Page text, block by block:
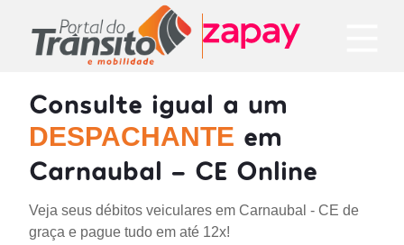
Consulte igual a um
DESPACHANTE em
Carnaubal - CE Online
Veja seus débitos veiculares em Carnaubal - CE de
graça e pague tudo em até 12x!